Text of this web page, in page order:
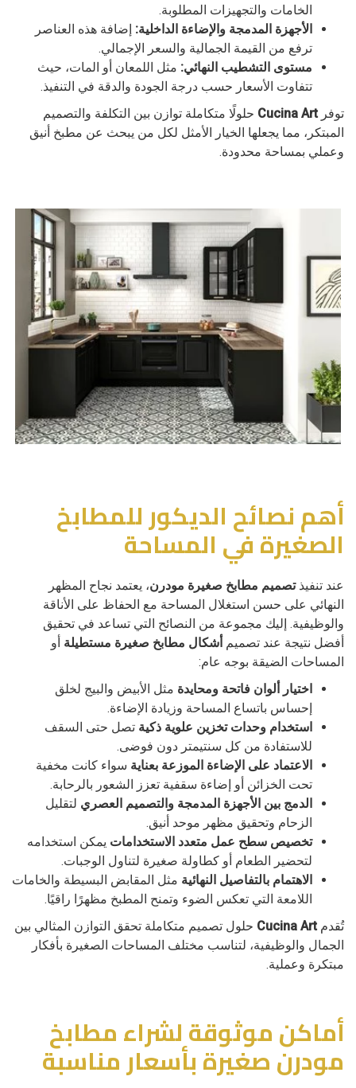
الخامات والتجهيزات المطلوبة.
الأجهزة المدمجة والإضاءة الداخلية: إضافة هذه العناصر
ترفع من القيمة الجمالية والسعر الإجمالي.
مستوى التشطيب النهائي: مثل اللمعان أو المات، حيث
تتفاوت الأسعار حسب درجة الجودة والدقة في التنفيذ.
توفر Cucina Art حلولًا متكاملة توازن بين التكلفة والتصميم
المبتكر، مما يجعلها الخيار الأمثل لكل من يبحث عن مطبخ أنيق
وعملي بمساحة محدودة.
أهم نصائح الديكور للمطابخ
الصغيرة في المساحة
عند تنفيذتصميم مطابخ صغيرة مودرن، يعتمد نجاح المظهر
النهائي على حسن استغلال المساحة مع الحفاظ على الأناقة
والوظيفية. إليك مجموعة من النصائح التي تساعد في تحقيق
أفضل نتيجة عند تصميم أشكال مطابخ صغيرة مستطيلة أو
المساحات الضيقة بوجه عام:
اختيار ألوان فاتحة ومحايدة مثل الأبيض والبيج لخلق
إحساس باتساع المساحة وزيادة الإضاءة.
استخدام وحدات تخزين علوية ذكية تصل حتى السقف
للاستفادة من كل سنتيمتر دون فوضى.
الاعتماد على الإضاءة الموزعة بعناية سواء كانت مخفية
تحت الخزائن أو إضاءة سقفية تعزز الشعور بالرحابة.
الدمج بين الأجهزة المدمجة والتصميم العصري لتقليل
الزحام وتحقيق مظهر موحد أنيق.
تخصيص سطح عمل متعدد الاستخدامات يمكن استخدامه
لتحضير الطعام أو كطاولة صغيرة لتناول الوجبات.
الاهتمام بالتفاصيل النهائية مثل المقابض البسيطة والخامات
اللامعة التي تعكس الضوء وتمنح المطبخ مظهرًا راقيًا.
تُقدم Cucina Art حلول تصميم متكاملة تحقق التوازن المثالي بين
الجمال والوظيفية، لتناسب مختلف المساحات الصغيرة بأفكار
مبتكرة وعملية.
أماكن موثوقة لشراء مطابخ
مودرن صغيرة بأسعار مناسبة